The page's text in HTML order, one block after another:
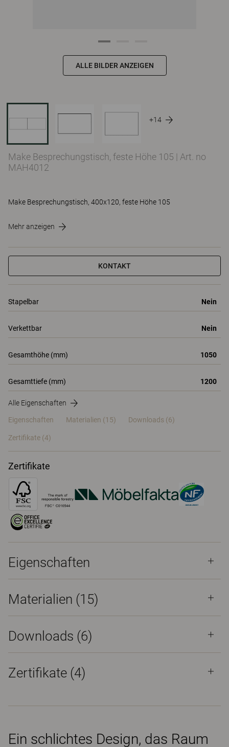
ALLE BILDER ANZEIGEN
+14
Make Besprechungstisch, feste Höhe 105 | Art. no
MAH4012
Make Besprechungstisch, 400x120, feste Höhe 105
Mehr anzeigen
KONTAKT
Stapelbar Nein
Verkettbar Nein
Gesamthöhe (mm) 1050
Gesamttiefe (mm) 1200
Alle Eigenschaften
Eigenschaften Materialien (15) Downloads (6)
Zertifikate (4)
Zertifikate
Eigenschaften
Materialien (15)
Downloads (6)
Zertifikate (4)
Ein schlichtes Design, das Raum